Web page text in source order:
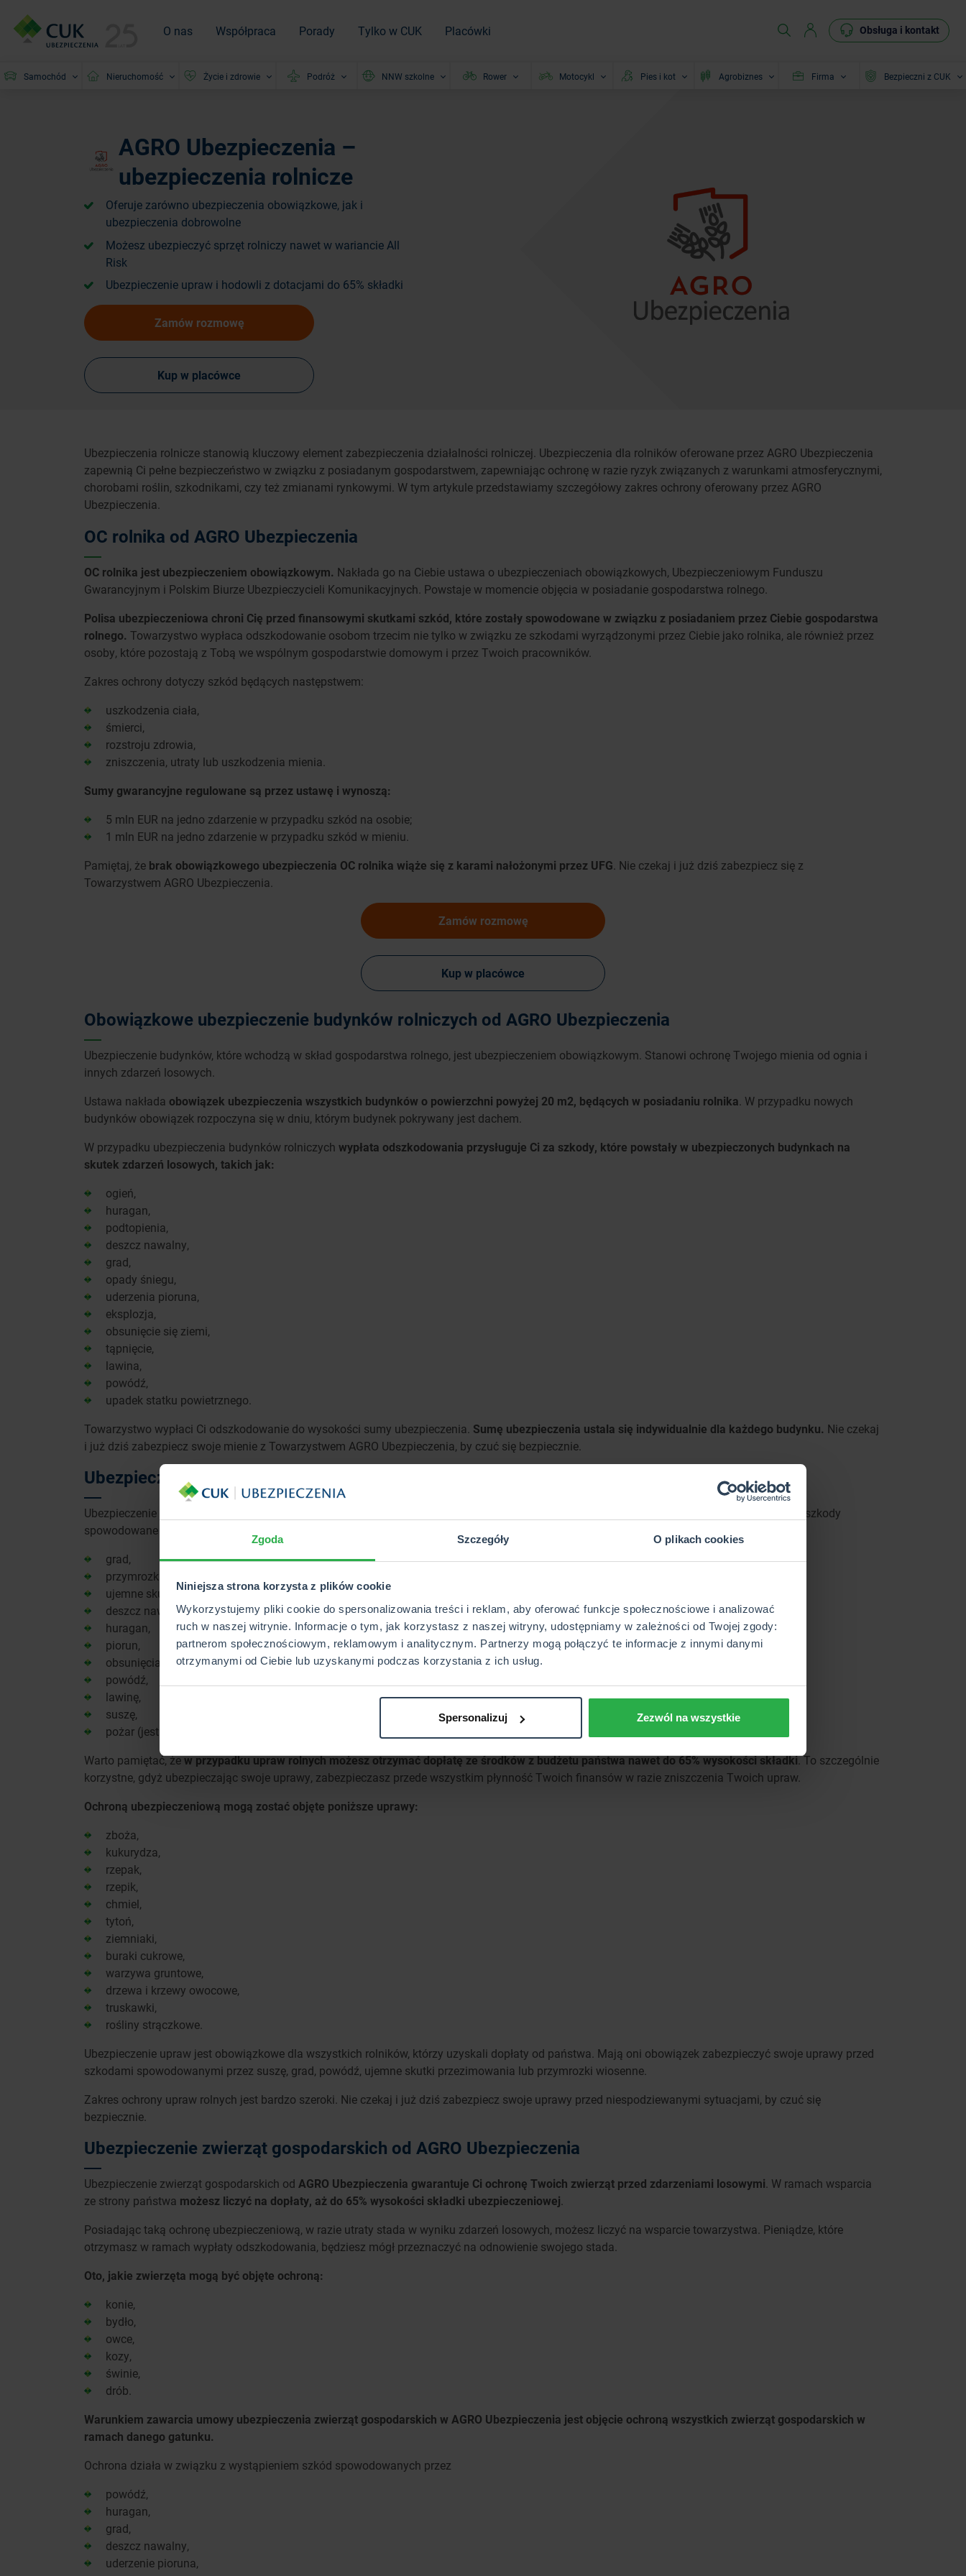
Zgoda Szczegóły O plikach cookies
Niniejsza strona korzysta z plików cookie
Wykorzystujemy pliki cookie do spersonalizowania treści i reklam, aby oferować funkcje społecznościowe i analizować
ruch w naszej witrynie. Informacje o tym, jak korzystasz z naszej witryny, udostępniamy w zależności od Twojej zgody:
partnerom społecznościowym, reklamowym i analitycznym. Partnerzy mogą połączyć te informacje z innymi danymi
otrzymanymi od Ciebie lub uzyskanymi podczas korzystania z ich usług.
Spersonalizuj Zezwól na wszystkie
O nas Współpraca Porady Tylko w CUK Placówki Obsługa i kontakt
Samochód Nieruchomość Życie i zdrowie Podróż NNW szkolne Rower Motocykl Pies i kot Agrobiznes Firma Bezpieczni z CUK
AGRO Ubezpieczenia –
ubezpieczenia rolnicze
Oferuje zarówno ubezpieczenia obowiązkowe, jak i
ubezpieczenia dobrowolne
Możesz ubezpieczyć sprzęt rolniczy nawet w wariancie All
Risk
Ubezpieczenie upraw i hodowli z dotacjami do 65% składki
Zamów rozmowę
Kup w placówce
Ubezpieczenia rolnicze stanowią kluczowy element zabezpieczenia działalności rolniczej. Ubezpieczenia dla rolników oferowane przez AGRO Ubezpieczenia
zapewnią Ci pełne bezpieczeństwo w związku z posiadanym gospodarstwem, zapewniając ochronę w razie ryzyk związanych z warunkami atmosferycznymi,
chorobami roślin, szkodnikami, czy też zmianami rynkowymi. W tym artykule przedstawiamy szczegółowy zakres ochrony oferowany przez AGRO
Ubezpieczenia.
OC rolnika od AGRO Ubezpieczenia
OC rolnika jest ubezpieczeniem obowiązkowym. Nakłada go na Ciebie ustawa o ubezpieczeniach obowiązkowych, Ubezpieczeniowym Funduszu
Gwarancyjnym i Polskim Biurze Ubezpieczycieli Komunikacyjnych. Powstaje w momencie objęcia w posiadanie gospodarstwa rolnego.
Polisa ubezpieczeniowa chroni Cię przed finansowymi skutkami szkód, które zostały spowodowane w związku z posiadaniem przez Ciebie gospodarstwa
rolnego. Towarzystwo wypłaca odszkodowanie osobom trzecim nie tylko w związku ze szkodami wyrządzonymi przez Ciebie jako rolnika, ale również przez
osoby, które pozostają z Tobą we wspólnym gospodarstwie domowym i przez Twoich pracowników.
Zakres ochrony dotyczy szkód będących następstwem:
uszkodzenia ciała,
śmierci,
rozstroju zdrowia,
zniszczenia, utraty lub uszkodzenia mienia.
Sumy gwarancyjne regulowane są przez ustawę i wynoszą:
5 mln EUR na jedno zdarzenie w przypadku szkód na osobie;
1 mln EUR na jedno zdarzenie w przypadku szkód w mieniu.
Pamiętaj, że brak obowiązkowego ubezpieczenia OC rolnika wiąże się z karami nałożonymi przez UFG . Nie czekaj i już dziś zabezpiecz się z
Towarzystwem AGRO Ubezpieczenia.
Zamów rozmowę
Kup w placówce
Obowiązkowe ubezpieczenie budynków rolniczych od AGRO Ubezpieczenia
Ubezpieczenie budynków, które wchodzą w skład gospodarstwa rolnego, jest ubezpieczeniem obowiązkowym. Stanowi ochronę Twojego mienia od ognia i
innych zdarzeń losowych.
Ustawa nakłada obowiązek ubezpieczenia wszystkich budynków o powierzchni powyżej 20 m2, będących w posiadaniu rolnika . W przypadku nowych
budynków obowiązek rozpoczyna się w dniu, którym budynek pokrywany jest dachem.
W przypadku ubezpieczenia budynków rolniczych wypłata odszkodowania przysługuje Ci za szkody, które powstały w ubezpieczonych budynkach na
skutek zdarzeń losowych, takich jak:
ogień,
huragan,
podtopienia,
deszcz nawalny,
grad,
opady śniegu,
uderzenia pioruna,
eksplozja,
obsunięcie się ziemi,
tąpnięcie,
lawina,
powódź,
upadek statku powietrznego.
Towarzystwo wypłaci Ci odszkodowanie do wysokości sumy ubezpieczenia. Sumę ubezpieczenia ustala się indywidualnie dla każdego budynku. Nie czekaj
i już dziś zabezpiecz swoje mienie z Towarzystwem AGRO Ubezpieczenia, by czuć się bezpiecznie.
Ubezpieczenie upraw rolnych od AGRO Ubezpieczenia
Ubezpieczenie upraw rolnych zapewnia ochronę w zależności od wybranego pakietu ubezpieczenia. Ochrona upraw rolnych może obejmować szkody
spowodowane przez:
grad,
przymrozki wiosenne,
ujemne skutki przezimowania,
deszcz nawalny,
huragan,
piorun,
obsunięcia się ziemi,
powódź,
lawinę,
suszę,
pożar (jest to ubezpieczenie niedotowane).
Warto pamiętać, żew przypadku upraw rolnych możesz otrzymać dopłatę ze środków z budżetu państwa nawet do 65% wysokości składki. To szczególnie
korzystne, gdyż ubezpieczając swoje uprawy, zabezpieczasz przede wszystkim płynność Twoich finansów w razie zniszczenia Twoich upraw.
Ochroną ubezpieczeniową mogą zostać objęte poniższe uprawy:
zboża,
kukurydza,
rzepak,
rzepik,
chmiel,
tytoń,
ziemniaki,
buraki cukrowe,
warzywa gruntowe,
drzewa i krzewy owocowe,
truskawki,
rośliny strączkowe.
Ubezpieczenie upraw jest obowiązkowe dla wszystkich rolników, którzy uzyskali dopłaty od państwa. Mają oni obowiązek zabezpieczyć swoje uprawy przed
szkodami spowodowanymi przez suszę, grad, powódź, ujemne skutki przezimowania lub przymrozki wiosenne.
Zakres ochrony upraw rolnych jest bardzo szeroki. Nie czekaj i już dziś zabezpiecz swoje uprawy przed niespodziewanymi sytuacjami, by czuć się
bezpiecznie.
Ubezpieczenie zwierząt gospodarskich od AGRO Ubezpieczenia
Ubezpieczenie zwierząt gospodarskich od AGRO Ubezpieczenia gwarantuje Ci ochronę Twoich zwierząt przed zdarzeniami losowymi . W ramach wsparcia
ze strony państwa możesz liczyć na dopłaty, aż do 65% wysokości składki ubezpieczeniowej
Posiadając taką ochronę ubezpieczeniową, w razie utraty stada w wyniku zdarzeń losowych, możesz liczyć na wsparcie towarzystwa. Pieniądze, które
otrzymasz w ramach wypłaty odszkodowania, będziesz mógł przeznaczyć na odnowienie swojego stada.
Oto, jakie zwierzęta mogą być objęte ochroną:
konie,
bydło,
owce,
kozy,
świnie,
drób.
Warunkiem zawarcia umowy ubezpieczenia zwierząt gospodarskich w AGRO Ubezpieczenia jest objęcie ochroną wszystkich zwierząt gospodarskich w
ramach danego gatunku.
Ochrona działa w związku z wystąpieniem szkód spowodowanych przez
powódź,
huragan,
grad,
deszcz nawalny,
uderzenie pioruna,